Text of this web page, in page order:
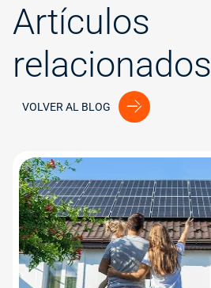
Artículos
relacionados
VOLVER AL BLOG
Image